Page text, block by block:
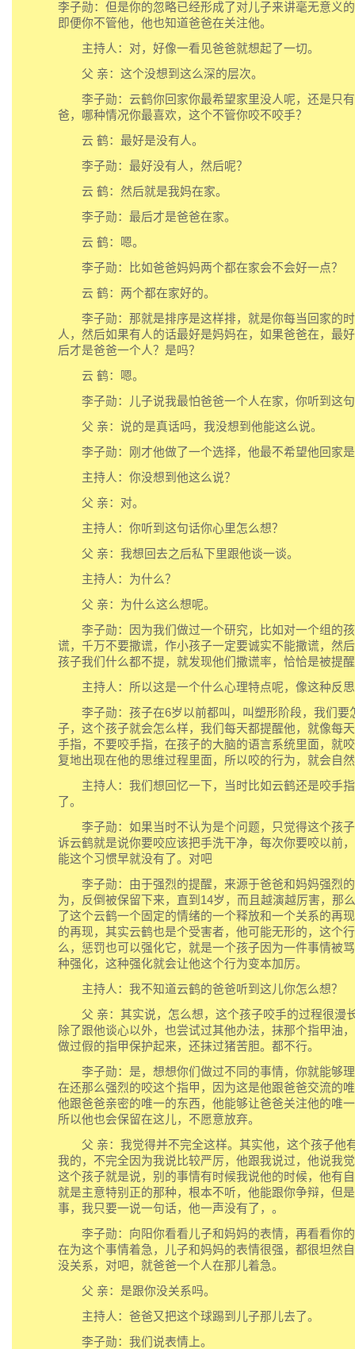
李子勋：但是你的忽略已经形成了对儿子来讲毫无意义
即便你不管他，他也知道爸爸在关注他。
主持人：对，好像一看见爸爸就想起了一切。
父 亲：这个没想到这么深的层次。
李子勋：云鹤你回家你最希望家里没人呢，还是只有
爸，哪种情况你最喜欢，这个不管你咬不咬手？
云 鹤：最好是没有人。
李子勋：最好没有人，然后呢？
云 鹤：然后就是我妈在家。
李子勋：最后才是爸爸在家。
云 鹤：嗯。
李子勋：比如爸爸妈妈两个都在家会不会好一点？
云 鹤：两个都在家好的。
李子勋：那就是排序是这样排，就是你每当回家的时
人，然后如果有人的话最好是妈妈在，如果爸爸在，最
后才是爸爸一个人？是吗？
云 鹤：嗯。
李子勋：儿子说我最怕爸爸一个人在家，你听到这句
父 亲：说的是真话吗，我没想到他能这么说。
李子勋：刚才他做了一个选择，他最不希望他回家
主持人：你没想到他这么说？
父 亲：对。
主持人：你听到这句话你心里怎么想？
父 亲：我想回去之后私下里跟他谈一谈。
主持人：为什么？
父 亲：为什么这么想呢。
李子勋：因为我们做过一个研究，比如对一个组的孩
谎，千万不要撒谎，作小孩子一定要诚实不能撒谎，然
孩子我们什么都不提，就发现他们撒谎率，恰恰是被提
主持人：所以这是一个什么心理特点呢，像这种反
李子勋：孩子在6岁以前都叫，叫塑形阶段，我们要
子，这个孩子就会怎么样，我们每天都提醒他，就像每
手指，不要咬手指，在孩子的大脑的语言系统里面，就
复地出现在他的思维过程里面，所以咬的行为，就会自
主持人：我们想回忆一下，当时比如云鹤还是咬手指
了。
李子勋：如果当时不认为是个问题，只觉得这个孩子
诉云鹤就是说你要咬应该把手洗干净，每次你要咬以前
能这个习惯早就没有了。对吧
李子勋：由于强烈的提醒，来源于爸爸和妈妈强烈的
为，反倒被保留下来，直到14岁，而且越演越厉害，那
了这个云鹤一个固定的情绪的一个释放和一个关系的再
的再现，其实云鹤也是个受害者，他可能无形的，这个
么，惩罚也可以强化它，就是一个孩子因为一件事情被
种强化，这种强化就会让他这个行为变本加厉。
主持人：我不知道云鹤的爸爸听到这儿你怎么想？
父 亲：其实说，怎么想，这个孩子咬手的过程很漫
除了跟他谈心以外，也尝试过其他办法，抹那个指甲油
做过假的指甲保护起来，还抹过猪苦胆。都不行。
李子勋：是，想想你们做过不同的事情，你就能够理
在还那么强烈的咬这个指甲，因为这是他跟爸爸交流的
他跟爸爸亲密的唯一的东西，他能够让爸爸关注他的唯
所以他也会保留在这儿，不愿意放弃。
父 亲：我觉得并不完全这样。其实他，这个孩子他
我的，不完全因为我说比较严厉，他跟我说过，他说我
这个孩子就是说，别的事情有时候我说他的时候，他有
就是主意特别正的那种，根本不听，他能跟你争辩，但
事，我只要一说一句话，他一声没有了，。
李子勋：向阳你看看儿子和妈妈的表情，再看看你的
在为这个事情着急，儿子和妈妈的表情很强，都很坦然
没关系，对吧，就爸爸一个人在那儿着急。
父 亲：是跟你没关系吗。
主持人：爸爸又把这个球踢到儿子那儿去了。
李子勋：我们说表情上。